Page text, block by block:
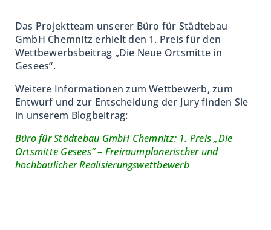
Übergangsbereich als Puffer zwischen
Innen und Außen. Großzügige Falttüren
ermöglichen eine flexible Öffnung, sodass
Veranstaltungen drinnen wie draußen
stattfinden können.
Ergänzt wird die Scheune durch einen
beheizten Küchen- und WC-Bereich. Die
Holzfassade arbeitet mit variierender
Transparenz und erzeugt ein Wechselspiel
Das Projektteam unserer Büro für Städtebau
GmbH Chemnitz erhielt den 1. Preis für den
Wettbewerbsbeitrag „Die Neue Ortsmitte in
Gesees“.
Weitere Informationen zum Wettbewerb, zum
Entwurf und zur Entscheidung der Jury finden Sie
in unserem Blogbeitrag:
Büro für Städtebau GmbH Chemnitz: 1. Preis „Die
Ortsmitte Gesees“ – Freiraumplanerischer und
hochbaulicher Realisierungswettbewerb